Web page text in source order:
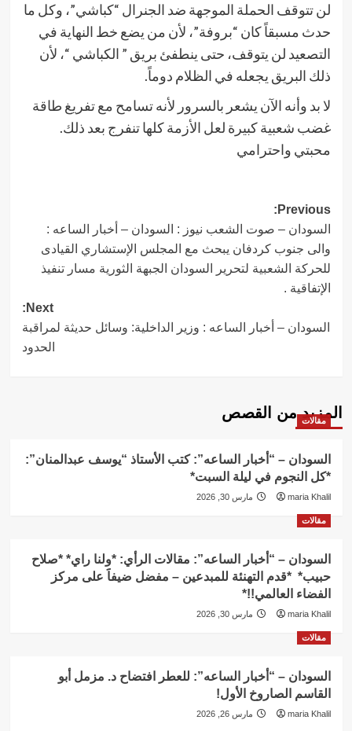
لن تتوقف الحملة الموجهة ضد الجنرال “كباشي”، وكل ما
حدث مسبقاً كان “بروفة”، لأن من يضع خط النهاية في
التصعيد لن يتوقف، حتى ينطفئ بريق ” الكباشي “، لأن
ذلك البريق يجعله في الظلام دوماً.
لا بد وأنه الآن يشعر بالسرور لأنه تسامح مع تفريغ طاقة
غضب شعبية كبيرة لعل الأزمة كلها تنفرج بعد ذلك.
محبتي واحترامي
Post
navigation
Previous:
السودان – صوت الشعب نيوز : السودان – أخبار الساعه :
والى جنوب كردفان يبحث مع المجلس الإستشاري القيادى
للحركة الشعبية لتحرير السودان الجبهة الثورية مسار تنفيذ
الإتفاقية .
Next:
السودان – أخبار الساعه : وزير الداخلية: وسائل حديثة لمراقبة
الحدود
المزيد من القصص
مقالات
السودان – “أخبار الساعه”: كتب الأستاذ “يوسف عبدالمنان”:
*كل النجوم في ليلة السبت*
maria Khalil مارس 30, 2026
مقالات
السودان – “أخبار الساعه”: مقالات الرأي: *ولنا راي* *صلاح
حبيب* *قدم التهنئة للمبدعين – مفضل ضيفاََ على مركز
الفضاء العالمي!!*
maria Khalil مارس 30, 2026
مقالات
السودان – “أخبار الساعه”: للعطر افتضاح د. مزمل أبو
القاسم الصاروخ الأول!
maria Khalil مارس 26, 2026